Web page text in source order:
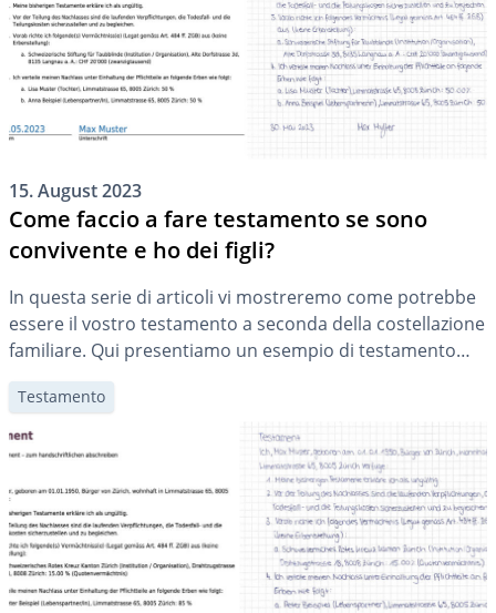
15. August 2023
Come faccio a fare testamento se sono
convivente e ho dei figli?
In questa serie di articoli vi mostreremo come potrebbe
essere il vostro testamento a seconda della costellazione
familiare. Qui presentiamo un esempio di testamento
per una persona in convivenza con figli.
Testamento